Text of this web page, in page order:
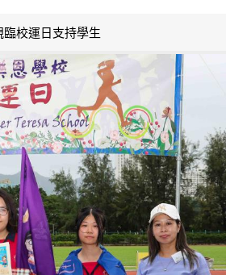
校運日支持學生